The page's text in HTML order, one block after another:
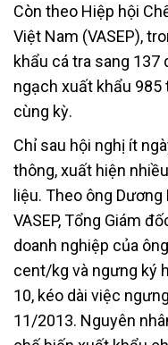
Còn theo Hiệp hội
Việt Nam (VASEP),
khẩu cá tra sang 137
ngạch xuất khẩu 985
cùng kỳ.
Chỉ sau hội nghị ít
thông, xuất hiện
liệu. Theo ông
VASEP, Tổng Giám
doanh nghiệp của
cent/kg và ngưng ký
10, kéo dài việc
11/2013. Nguyên